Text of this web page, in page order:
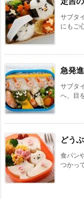
サブタ
にもご
急発
サブタ
へ、目
どう
食パン
つかっ